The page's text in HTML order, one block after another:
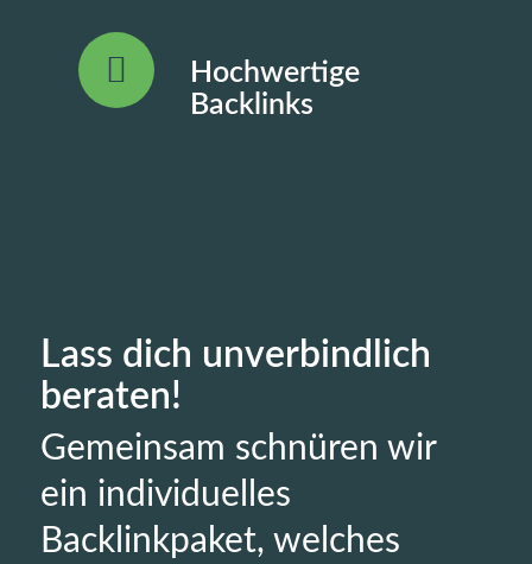
Hochwertige
Backlinks
Lass dich unverbindlich
beraten!
Gemeinsam schnüren wir
ein individuelles
Backlinkpaket, welches